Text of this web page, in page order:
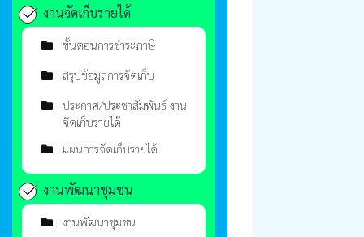
งานจัดเก็บรายได้
ขั้นตอนการชำระภาษี
สรุปข้อมูลการจัดเก็บ
ประกาศ/ประชาสัมพันธ์ งาน
จัดเก็บรายได้
แผนการจัดเก็บรายได้
งานพัฒนาชุมชน
งานพัฒนาชุมชน